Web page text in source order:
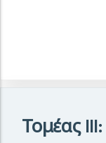
Τομέας